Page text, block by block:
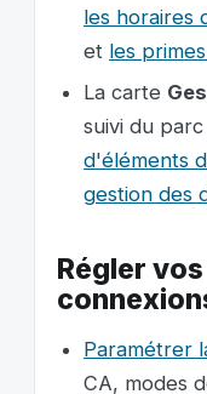
les horaires
et les
La carte
suivi du
d'éléments
gestion des
Régler
Paramétrer
CA, modes